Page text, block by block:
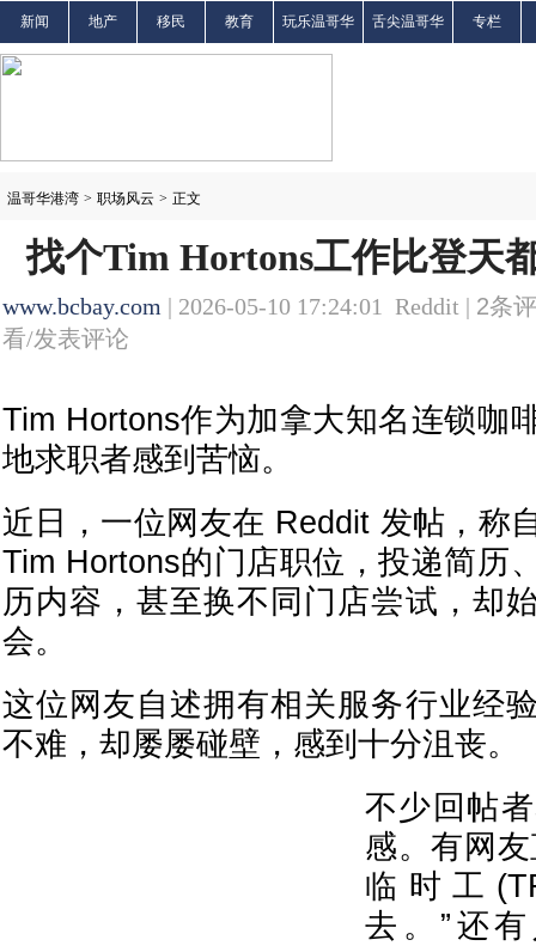
新闻 地产 移民 教育 玩乐温哥华 舌尖温哥华 专栏
温哥华港湾 > 职场风云 > 正文
找个Tim Hortons工作比登天
www.bcbay.com | 2026-05-10 17:24:01 Reddit | 2条
看/发表评论
Tim Hortons作为加拿大知名连锁咖
地求职者感到苦恼。
近日，一位网友在 Reddit 发帖，称
Tim Hortons的门店职位，投递简历
历内容，甚至换不同门店尝试，却
会。
这位网友自述拥有相关服务行业经
不难，却屡屡碰壁，感到十分沮丧。
不少回帖
感。有网
临时工
去。”还